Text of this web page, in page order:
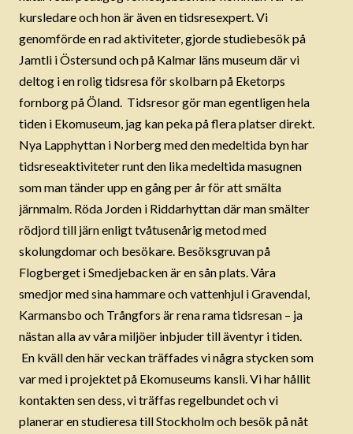
kursledare och hon är även en tidsresexpert. Vi
genomförde en rad aktiviteter, gjorde studiebesök på
Jamtli i Östersund och på Kalmar läns museum där vi
deltog i en rolig tidsresa för skolbarn på Eketorps
fornborg på Öland. Tidsresor gör man egentligen hela
tiden i Ekomuseum, jag kan peka på flera platser direkt.
Nya Lapphyttan i Norberg med den medeltida byn har
tidsreseaktiviteter runt den lika medeltida masugnen
som man tänder upp en gång per år för att smälta
järnmalm. Röda Jorden i Riddarhyttan där man smälter
rödjord till järn enligt tvåtusenårig metod med
skolungdomar och besökare. Besöksgruvan på
Flogberget i Smedjebacken är en sån plats. Våra
smedjor med sina hammare och vattenhjul i Gravendal,
Karmansbo och Trångfors är rena rama tidsresan – ja
nästan alla av våra miljöer inbjuder till äventyr i tiden.
En kväll den här veckan träffades vi några stycken som
var med i projektet på Ekomuseums kansli. Vi har hållit
kontakten sen dess, vi träffas regelbundet och vi
planerar en studieresa till Stockholm och besök på nåt